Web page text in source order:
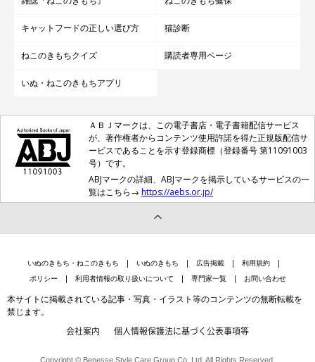
キャットフードの正しい選び方 猫診断
ねこのきもちクイズ 購読者専用ページ
いぬ・ねこのきもちアプリ
ＡＢＪマークは、この電子書店・電子書籍配信サービス
が、著作権者からコンテンツ使用許諾を得た正規版配信サ
ービスであることを示す登録商標（登録番号 第11091003
号）です。
ABJマークの詳細、ABJマークを掲示しているサービスの一
覧はこちら→ https://aebs.or.jp/
いぬのきもち・ねこのきもち いぬのきもち 広告掲載
利用規約
ポリシー
利用者情報の取り扱いについて 専門家一覧 お問い合わせ
本サイトに掲載されている記事・写真・イラスト等のコンテンツの無断転載を
禁じます。
会社案内 個人情報保護法に基づく公表事項等
Copyright © Benesse Style Care Group Co.,Ltd. All Rights Reserved.